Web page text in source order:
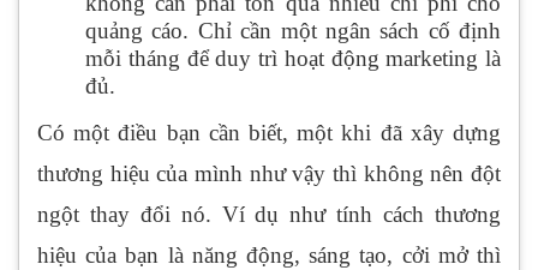
quảng cáo. Chỉ cần một ngân sách cố định
mỗi tháng để duy trì hoạt động marketing là
đủ.
Có một điều bạn cần biết, một khi đã xây dựng
thương hiệu của mình như vậy thì không nên đột
ngột thay đổi nó. Ví dụ như tính cách thương
hiệu của bạn là năng động, sáng tạo, cởi mở thì